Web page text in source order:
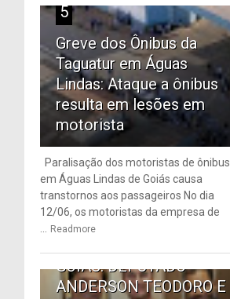
5
Greve dos Ônibus da
Taguatur em Águas
Lindas: Ataque a ônibus
resulta em lesões em
motorista
Paralisação dos motoristas de ônibus
em Águas Lindas de Goiás causa
transtornos aos passageiros No dia
12/06, os motoristas da empresa de
Readmore
6
TRANSPORTE PÚBLICO
GOIÁS: DEPUTADO
ANDERSON TEODORO E